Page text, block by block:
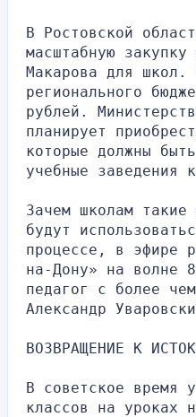
В Ростовской
масштабную закупку
Макарова для
регионального
рублей.
планирует
которые должны
учебные заведения
Зачем школам
будут
процессе, в эфире
на-Дону» на волне
педагог с более
Александр
ВОЗВРАЩЕНИЕ К
В советское время
классов на уроках